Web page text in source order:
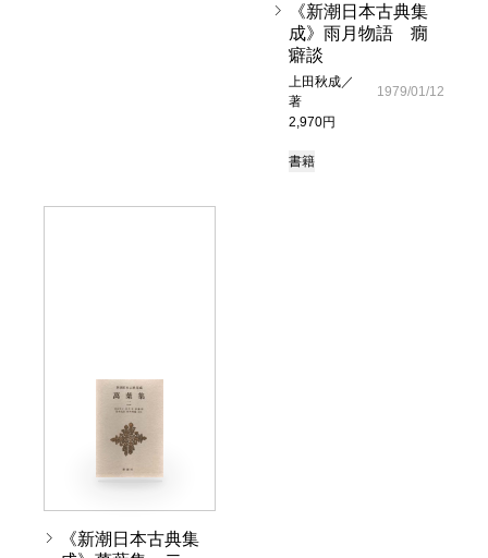
《新潮日本古典集
成》雨月物語 癇
癖談
上田秋成／
著
2,970円
1979/01/12
書籍
《新潮日本古典集